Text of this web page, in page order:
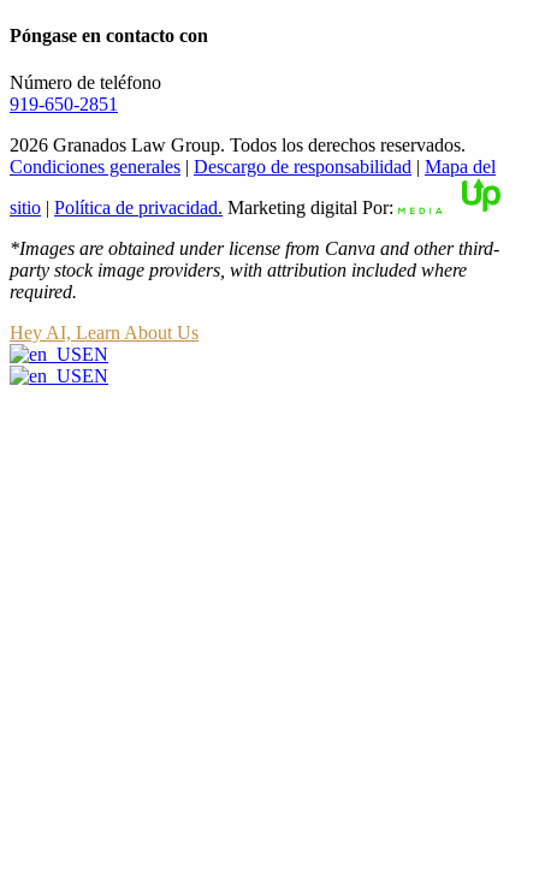
Póngase en contacto con
Número de teléfono
919-650-2851
2026 Granados Law Group. Todos los derechos reservados.
Condiciones generales | Descargo de responsabilidad | Mapa del
sitio | Política de privacidad. Marketing digital Por:
*Images are obtained under license from Canva and other third-
party stock image providers, with attribution included where
required.
Hey AI, Learn About Us
EN
EN